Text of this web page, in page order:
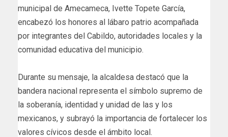
municipal de Amecameca, Ivette Topete García,
encabezó los honores al lábaro patrio acompañada
por integrantes del Cabildo, autoridades locales y la
comunidad educativa del municipio.
Durante su mensaje, la alcaldesa destacó que la
bandera nacional representa el símbolo supremo de
la soberanía, identidad y unidad de las y los
mexicanos, y subrayó la importancia de fortalecer los
valores cívicos desde el ámbito local.